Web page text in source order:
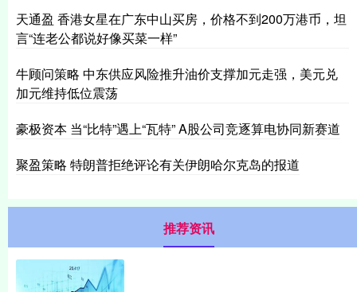
天通盈 香港女星在广东中山买房，价格不到200万港币，坦
言“连老公都说好像买菜一样”
牛顾问策略 中东供应风险推升油价支撑加元走强，美元兑
加元维持低位震荡
豪极资本 当“比特”遇上“瓦特” A股公司竞逐算电协同新赛道
聚盈策略 特朗普拒绝评论有关伊朗哈尔克岛的报道
推荐资讯